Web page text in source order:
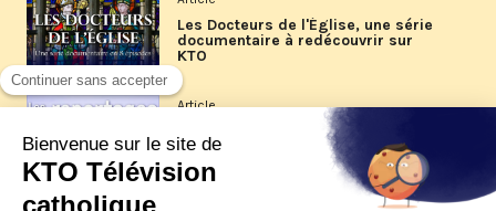
Les Docteurs de l'Église, une série
documentaire à redécouvrir sur
KTO
Article
Les reportages d'été 2026 de KTO